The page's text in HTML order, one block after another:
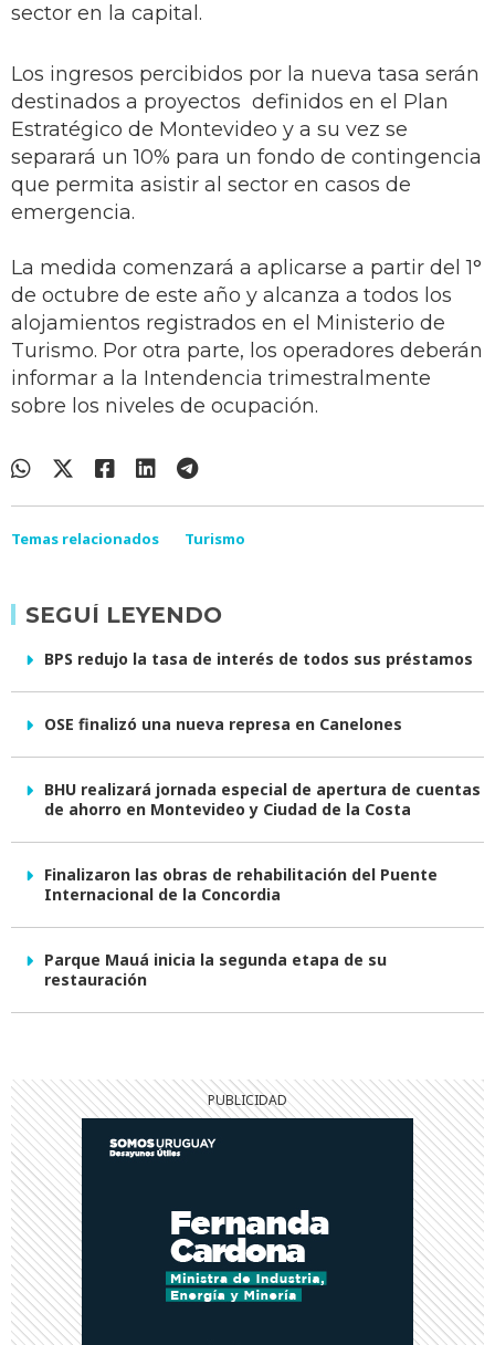
sector en la capital.
Los ingresos percibidos por la nueva tasa serán
destinados a proyectos definidos en el Plan
Estratégico de Montevideo y a su vez se
separará un 10% para un fondo de contingencia
que permita asistir al sector en casos de
emergencia.
La medida comenzará a aplicarse a partir del 1°
de octubre de este año y alcanza a todos los
alojamientos registrados en el Ministerio de
Turismo. Por otra parte, los operadores deberán
informar a la Intendencia trimestralmente
sobre los niveles de ocupación.
Temas relacionados Turismo
SEGUÍ LEYENDO
BPS redujo la tasa de interés de todos sus préstamos
OSE finalizó una nueva represa en Canelones
BHU realizará jornada especial de apertura de cuentas
de ahorro en Montevideo y Ciudad de la Costa
Finalizaron las obras de rehabilitación del Puente
Internacional de la Concordia
Parque Mauá inicia la segunda etapa de su
restauración